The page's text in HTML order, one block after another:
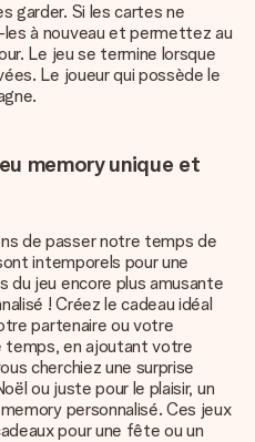
garder. Si les cartes ne
à nouveau et permettez au
Le jeu se termine lorsque
Le joueur qui possède le
memory unique et
de passer notre temps de
intemporels pour une
du jeu encore plus amusante
! Créez le cadeau idéal
partenaire ou votre
temps, en ajoutant votre
cherchiez une surprise
ou juste pour le plaisir, un
personnalisé. Ces jeux
pour une fête ou un